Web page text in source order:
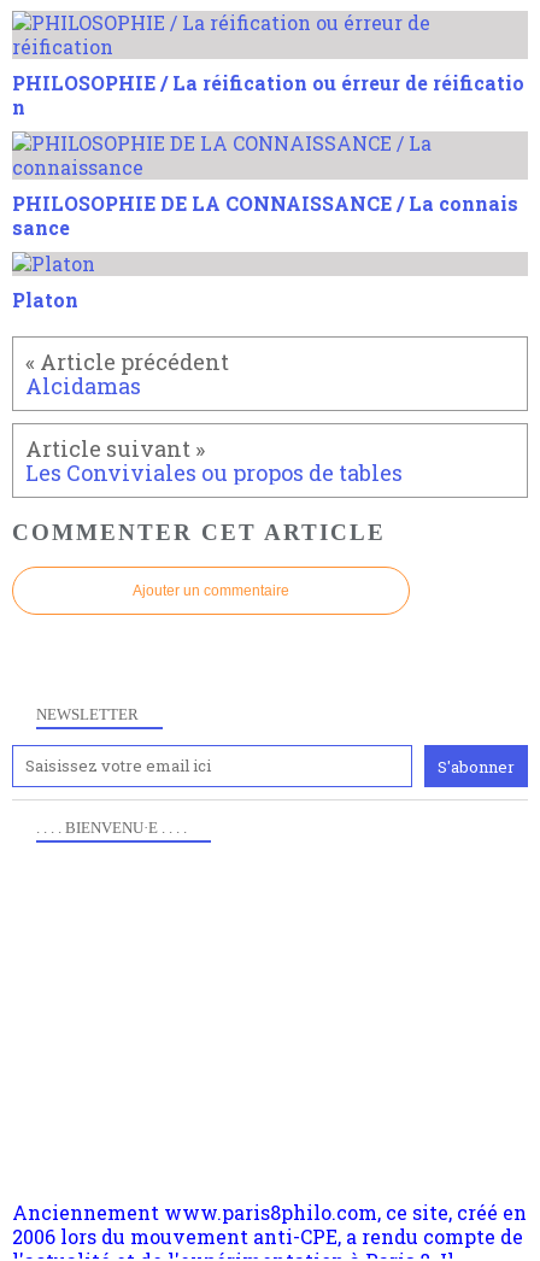
PHILOSOPHIE / La réification ou érreur de réificatio
n
PHILOSOPHIE DE LA CONNAISSANCE / La connais
sance
Platon
Alcidamas
Les Conviviales ou propos de tables
COMMENTER CET ARTICLE
Ajouter un commentaire
NEWSLETTER
. . . . BIENVENU·E . . . .
l'actualité et de l'expérimentation à Paris 8. Il
s'occupe plus largement de rendre compte d'une